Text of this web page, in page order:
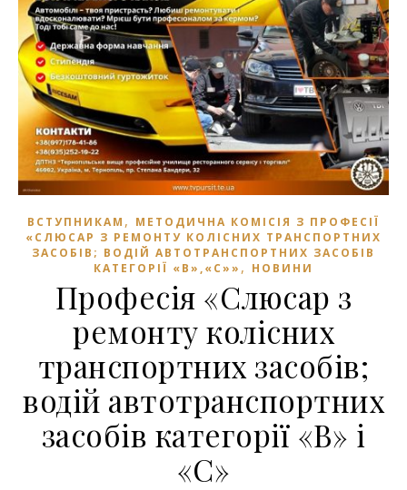
ВСТУПНИКАМ , МЕТОДИЧНА КОМІСІЯ З ПРОФЕСІЇ
«СЛЮСАР З РЕМОНТУ КОЛІСНИХ ТРАНСПОРТНИХ
ЗАСОБІВ; ВОДІЙ АВТОТРАНСПОРТНИХ ЗАСОБІВ
КАТЕГОРІЇ «В»,«С»» , НОВИНИ
Професія «Слюсар з
ремонту колісних
транспортних засобів;
водій автотранспортних
засобів категорії «В» і
«С»